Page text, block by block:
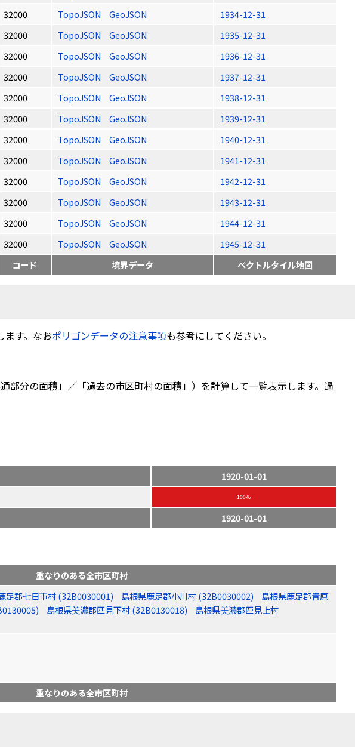
32000 TopoJSON GeoJSON
1934-12-31
32000 TopoJSON GeoJSON
1935-12-31
32000 TopoJSON GeoJSON
1936-12-31
32000 TopoJSON GeoJSON
1937-12-31
32000 TopoJSON GeoJSON
1938-12-31
32000 TopoJSON GeoJSON
1939-12-31
32000 TopoJSON GeoJSON
1940-12-31
32000 TopoJSON GeoJSON
1941-12-31
32000 TopoJSON GeoJSON
1942-12-31
32000 TopoJSON GeoJSON
1943-12-31
32000 TopoJSON GeoJSON
1944-12-31
32000 TopoJSON GeoJSON
1945-12-31
コード 境界データ ベクトルタイル地図
ます。なおポリゴンデータの注意事項も参考にしてください。
分の面積」／「過去の市区町村の面積」）を計算して一覧表示します。過
1920-01-01
100%
1920-01-01
重なりのある全市区町村
足郡七日市村 (32B0030001) 島根県鹿足郡小川村 (32B0030002)
島根県鹿足郡青原
島根県美濃郡匹見下村 (32B0130018)
島根県美濃郡匹見上村
重なりのある全市区町村